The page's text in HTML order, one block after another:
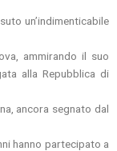
un’indimenticabile
ammirando il suo
alla Repubblica di
ancora segnato dal
hanno partecipato a